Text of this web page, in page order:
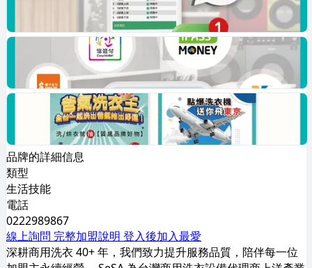
品牌的詳細信息
類型
生活技能
電話
0222989867
線上詢問 完整加盟說明 登入後加入最愛
深耕商用洗衣 40+ 年，我們致力提升服務品質，陪伴每一位